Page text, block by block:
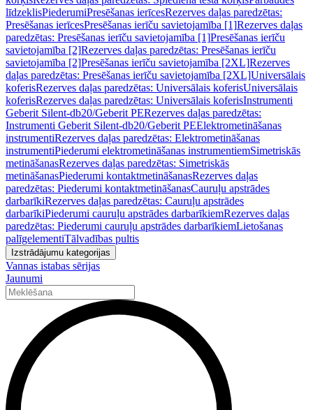
līdzeklisPiederumiPresēšanas ierīcesRezerves daļas paredzētas:
Presēšanas ierīcesPresēšanas ierīču savietojamība [1]Rezerves daļas
paredzētas: Presēšanas ierīču savietojamība [1]Presēšanas ierīču
savietojamība [2]Rezerves daļas paredzētas: Presēšanas ierīču
savietojamība [2]Presēšanas ierīču savietojamība [2XL]Rezerves
daļas paredzētas: Presēšanas ierīču savietojamība [2XL]Universālais
koferisRezerves daļas paredzētas: Universālais koferisUniversālais
koferisRezerves daļas paredzētas: Universālais koferisInstrumenti
Geberit Silent-db20/Geberit PERezerves daļas paredzētas:
Instrumenti Geberit Silent-db20/Geberit PEElektrometināšanas
instrumentiRezerves daļas paredzētas: Elektrometināšanas
instrumentiPiederumi elektrometināšanas instrumentiemSimetriskās
metināšanasRezerves daļas paredzētas: Simetriskās
metināšanasPiederumi kontaktmetināšanasRezerves daļas
paredzētas: Piederumi kontaktmetināšanasCauruļu apstrādes
darbarīkiRezerves daļas paredzētas: Cauruļu apstrādes
darbarīkiPiederumi cauruļu apstrādes darbarīkiemRezerves daļas
paredzētas: Piederumi cauruļu apstrādes darbarīkiemLietošanas
palīgelementiTālvadības pultis
Izstrādājumu kategorijas
Vannas istabas sērijas
Jaunumi